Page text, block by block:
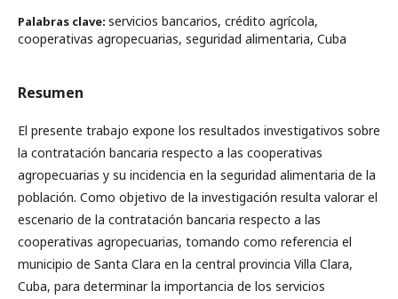
Palabras clave: servicios bancarios, crédito agrícola,
cooperativas agropecuarias, seguridad alimentaria, Cuba
Resumen
El presente trabajo expone los resultados investigativos sobre
la contratación bancaria respecto a las cooperativas
agropecuarias y su incidencia en la seguridad alimentaria de la
población. Como objetivo de la investigación resulta valorar el
escenario de la contratación bancaria respecto a las
cooperativas agropecuarias, tomando como referencia el
municipio de Santa Clara en la central provincia Villa Clara,
Cuba, para determinar la importancia de los servicios